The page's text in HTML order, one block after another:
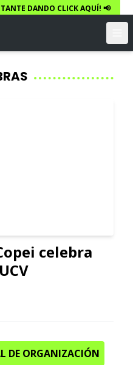
DANDO CLICK AQUÍ! 📢
celebra
DE ORGANIZACIÓN